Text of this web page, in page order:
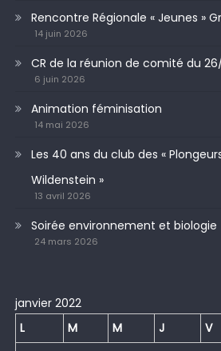
Rencontre Régionale « Jeunes »
14 juin 2026
CR de la réunion de comité du
6 juin 2026
Animation féminisation
14 mai 2026
Les 40 ans du club des «
Wildenstein »
13 avril 2026
Soirée environnement et biologie
24 mars 2026
janvier 2022
L
M M J V